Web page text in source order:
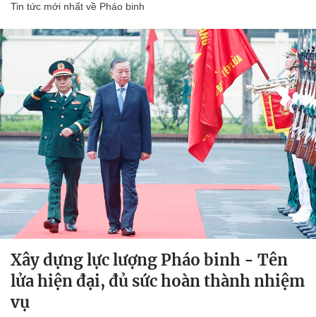
Tin tức mới nhất về Pháo binh
Xây dựng lực lượng Pháo binh - Tên
lửa hiện đại, đủ sức hoàn thành nhiệm
vụ